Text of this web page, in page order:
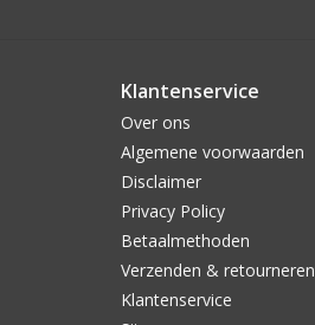
Klantenservice
Over ons
Algemene voorwaarden
Disclaimer
Privacy Policy
Betaalmethoden
Verzenden & retourneren
Klantenservice